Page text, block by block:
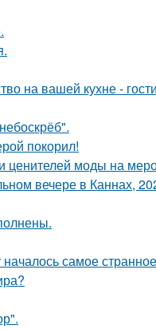
на вашей кухне -
покорил!
ценителей моды на
вечере в Каннах,
самое